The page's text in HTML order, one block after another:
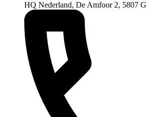
HQ Nederland, De Amfoor 2, 5807